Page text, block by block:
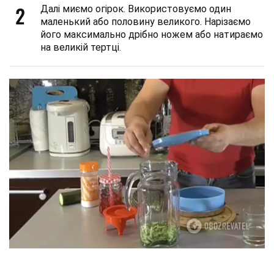
2
Далі миємо огірок. Використовуємо один
маленький або половину великого. Нарізаємо
його максимально дрібно ножем або натираємо
на великій тертці.